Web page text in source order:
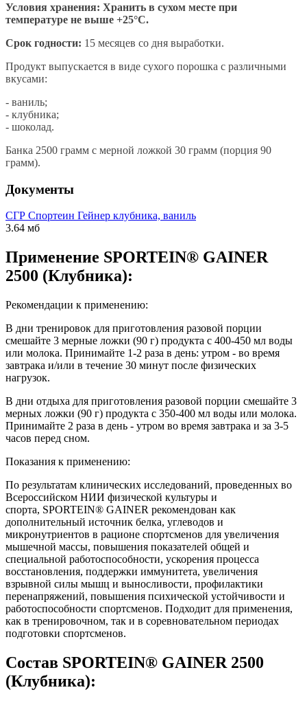
Условия хранения: Хранить в сухом месте при
температуре не выше +25°С.
Срок годности: 15 месяцев со дня выработки.
Продукт выпускается в виде сухого порошка с различными
вкусами:
- ваниль;
- клубника;
- шоколад.
Банка 2500 грамм с мерной ложкой 30 грамм (порция 90
грамм).
Документы
СГР Спортеин Гейнер клубника, ваниль
3.64 мб
Применение SPORTEIN® GAINER
2500 (Клубника):
Рекомендации к применению:
В дни тренировок для приготовления разовой порции
смешайте 3 мерные ложки (90 г) продукта с 400-450 мл воды
или молока. Принимайте 1-2 раза в день: утром - во время
завтрака и/или в течение 30 минут после физических
нагрузок.
В дни отдыха для приготовления разовой порции смешайте 3
мерных ложки (90 г) продукта с 350-400 мл воды или молока.
Принимайте 2 раза в день - утром во время завтрака и за 3-5
часов перед сном.
Показания к применению:
По результатам клинических исследований, проведенных во
Всероссийском НИИ физической культуры и
спорта, SPORTEIN® GAINER рекомендован как
дополнительный источник белка, углеводов и
микронутриентов в рационе спортсменов для увеличения
мышечной массы, повышения показателей общей и
специальной работоспособности, ускорения процесса
восстановления, поддержки иммунитета, увеличения
взрывной силы мышц и выносливости, профилактики
перенапряжений, повышения психической устойчивости и
работоспособности спортсменов. Подходит для применения,
как в тренировочном, так и в соревновательном периодах
подготовки спортсменов.
Состав SPORTEIN® GAINER 2500
(Клубника):